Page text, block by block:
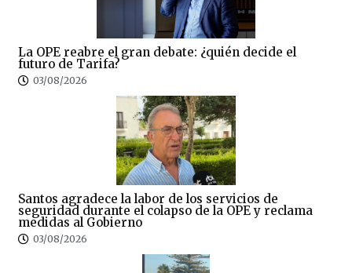
La OPE reabre el gran debate: ¿quién decide el
futuro de Tarifa?
03/08/2026
Santos agradece la labor de los servicios de
seguridad durante el colapso de la OPE y reclama
medidas al Gobierno
03/08/2026